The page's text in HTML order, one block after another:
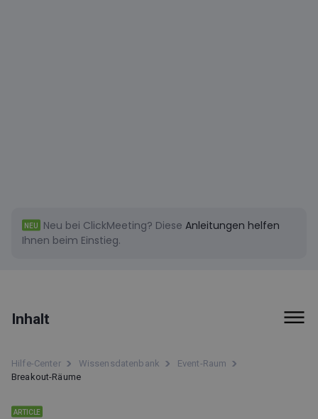
NEU Neu bei ClickMeeting? Diese Anleitungen helfen
Ihnen beim Einstieg.
Inhalt
Event-Raum
Wie nehme ich teil?
Hilfe-Center Wissensdatenbank
Event-Raum
Breakout-Räume
ARTICLE